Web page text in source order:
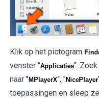
Klik op het pictogram
venster "Applicaties".
naar "MPlayerX", "NicePlayer
toepassingen en sleep